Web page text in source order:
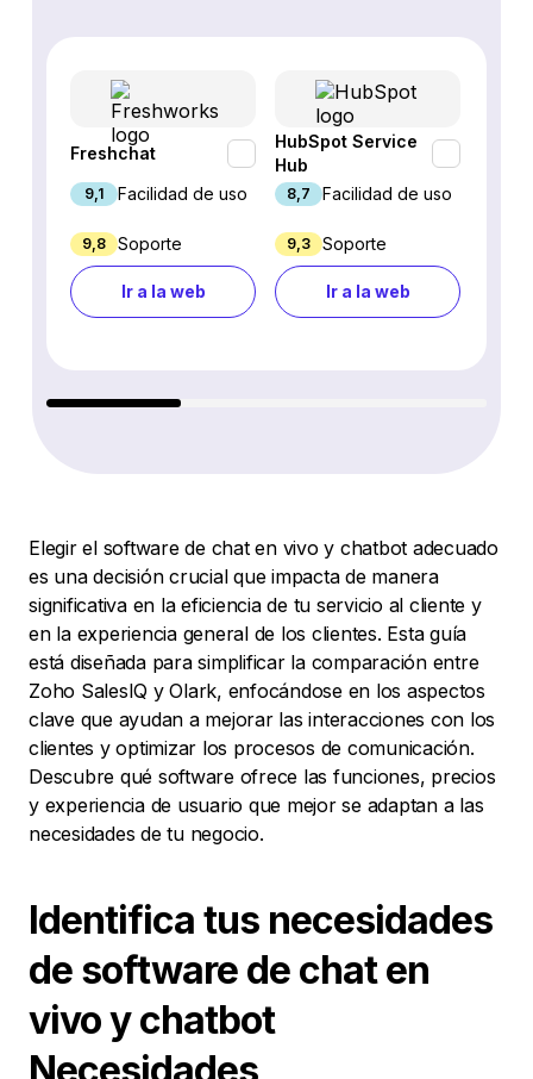
Freshchat
9,1 Facilidad de uso
9,8 Soporte
Ir a la web
HubSpot Service
Hub
8,7 Facilidad de uso
9,3 Soporte
Ir a la web
Elegir el software de chat en vivo y chatbot adecuado
es una decisión crucial que impacta de manera
significativa en la eficiencia de tu servicio al cliente y
en la experiencia general de los clientes. Esta guía
está diseñada para simplificar la comparación entre
Zoho SalesIQ y Olark, enfocándose en los aspectos
clave que ayudan a mejorar las interacciones con los
clientes y optimizar los procesos de comunicación.
Descubre qué software ofrece las funciones, precios
y experiencia de usuario que mejor se adaptan a las
necesidades de tu negocio.
Identifica tus necesidades
de software de chat en
vivo y chatbot